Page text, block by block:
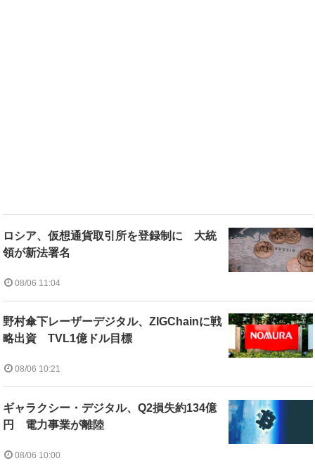
ロシア、仮想通貨取引所を登録制に 大統
領が新法署名
08/06 11:04
野村傘下レーザーデジタル、ZIGChainに戦
略出資 TVL1億ドル目標
08/06 10:21
ギャラクシー・デジタル、Q2損失約134億
円 電力事業が離陸
08/06 10:00